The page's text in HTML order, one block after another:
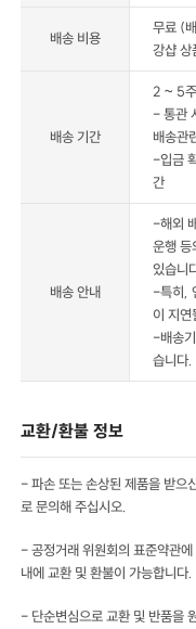
배송 비용
무료 (
강샵 상
배송 기간
2 ~ 5주
- 통관
배송관
-입금
간
배송 안내
-해외
운행 등
있습니
-특히,
이 지연
-배송
습니다.
교환/환불 정보
- 파손 또는 손상된 제품을 받으
로 문의해 주십시오.
- 공정거래 위원회의 표준약관
내에 교환 및 환불이 가능합니다.
- 단순변심으로 교환 및 반품을